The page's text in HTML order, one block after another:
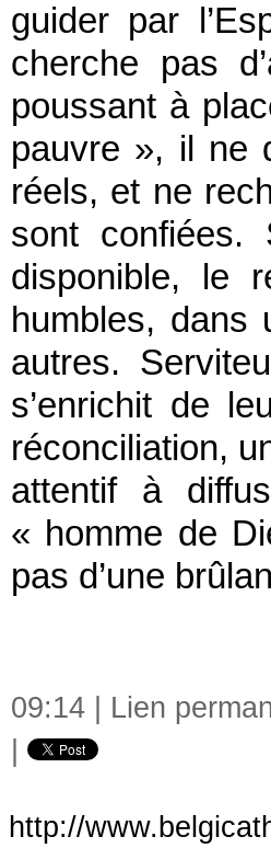
guider par
cherche pas
poussant à
pauvre », il ne
réels, et ne
sont confiées.
disponible, le
humbles, dans
autres.
s’enrichit de
réconciliation,
attentif à
« homme de
pas d’une
09:14 | Lien
http://